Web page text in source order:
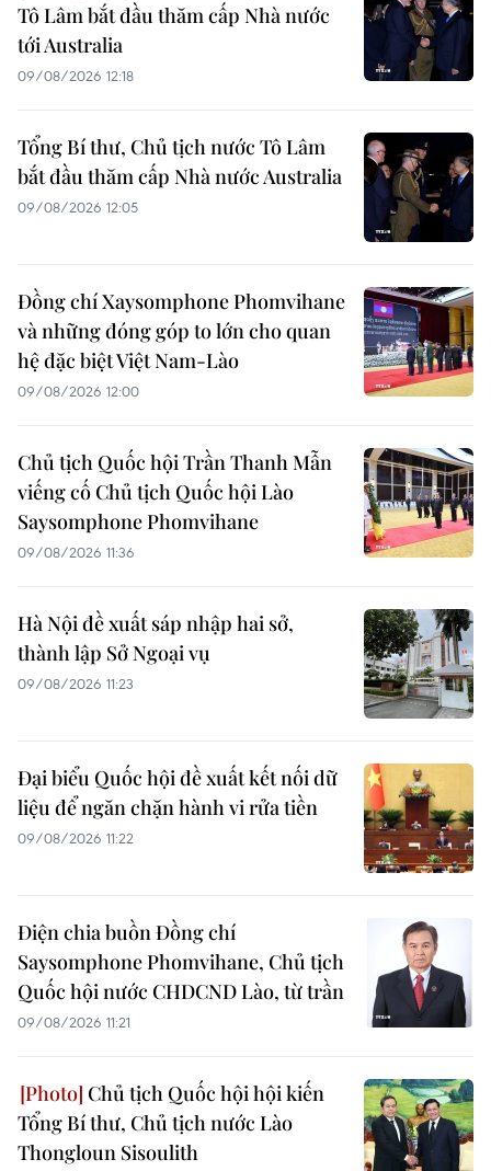
Tô Lâm bắt đầu thăm cấp Nhà nước
tới Australia
09/08/2026 12:18
Tổng Bí thư, Chủ tịch nước Tô Lâm
bắt đầu thăm cấp Nhà nước Australia
09/08/2026 12:05
Đồng chí Xaysomphone Phomvihane
và những đóng góp to lớn cho quan
hệ đặc biệt Việt Nam-Lào
09/08/2026 12:00
Chủ tịch Quốc hội Trần Thanh Mẫn
viếng cố Chủ tịch Quốc hội Lào
Saysomphone Phomvihane
09/08/2026 11:36
Hà Nội đề xuất sáp nhập hai sở,
thành lập Sở Ngoại vụ
09/08/2026 11:23
Đại biểu Quốc hội đề xuất kết nối dữ
liệu để ngăn chặn hành vi rửa tiền
09/08/2026 11:22
Điện chia buồn Đồng chí
Saysomphone Phomvihane, Chủ tịch
Quốc hội nước CHDCND Lào, từ trần
09/08/2026 11:21
Chủ tịch Quốc hội hội kiến
Tổng Bí thư, Chủ tịch nước Lào
Thongloun Sisoulith